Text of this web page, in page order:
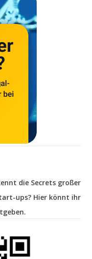
die Secrets großer
ups? Hier könnt ihr